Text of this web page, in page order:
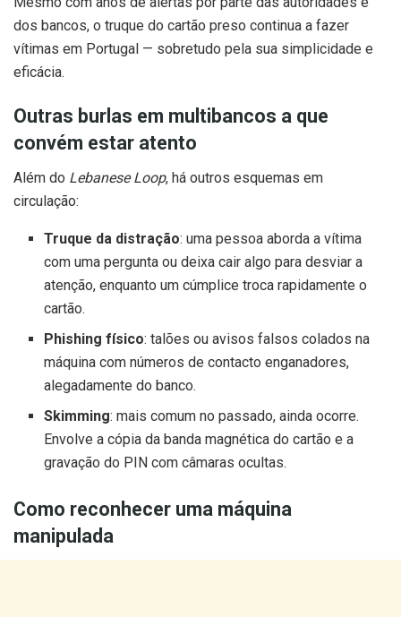
dos bancos, o truque do cartão preso continua a fazer
vítimas em Portugal — sobretudo pela sua simplicidade e
eficácia.
Outras burlas em multibancos a que
convém estar atento
Além do Lebanese Loop, há outros esquemas em
circulação:
Truque da distração: uma pessoa aborda a vítima
com uma pergunta ou deixa cair algo para desviar a
atenção, enquanto um cúmplice troca rapidamente o
cartão.
Phishing físico: talões ou avisos falsos colados na
máquina com números de contacto enganadores,
alegadamente do banco.
Skimming: mais comum no passado, ainda ocorre.
Envolve a cópia da banda magnética do cartão e a
gravação do PIN com câmaras ocultas.
Como reconhecer uma máquina
manipulada